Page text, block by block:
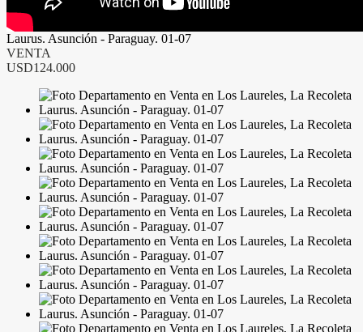
Laurus. Asunción - Paraguay. 01-07
VENTA
USD124.000